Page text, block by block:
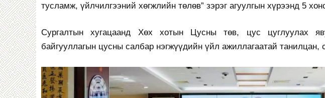
тусламж, үйлчилгээний хөгжлийн төлөв” зэрэг агуулгын хүрээнд 5
Сургалтын хугацаанд Хөх хотын Цусны төв, цус цуглуулах
байгууллагын цусны салбар нэгжүүдийн үйл ажиллагаатай